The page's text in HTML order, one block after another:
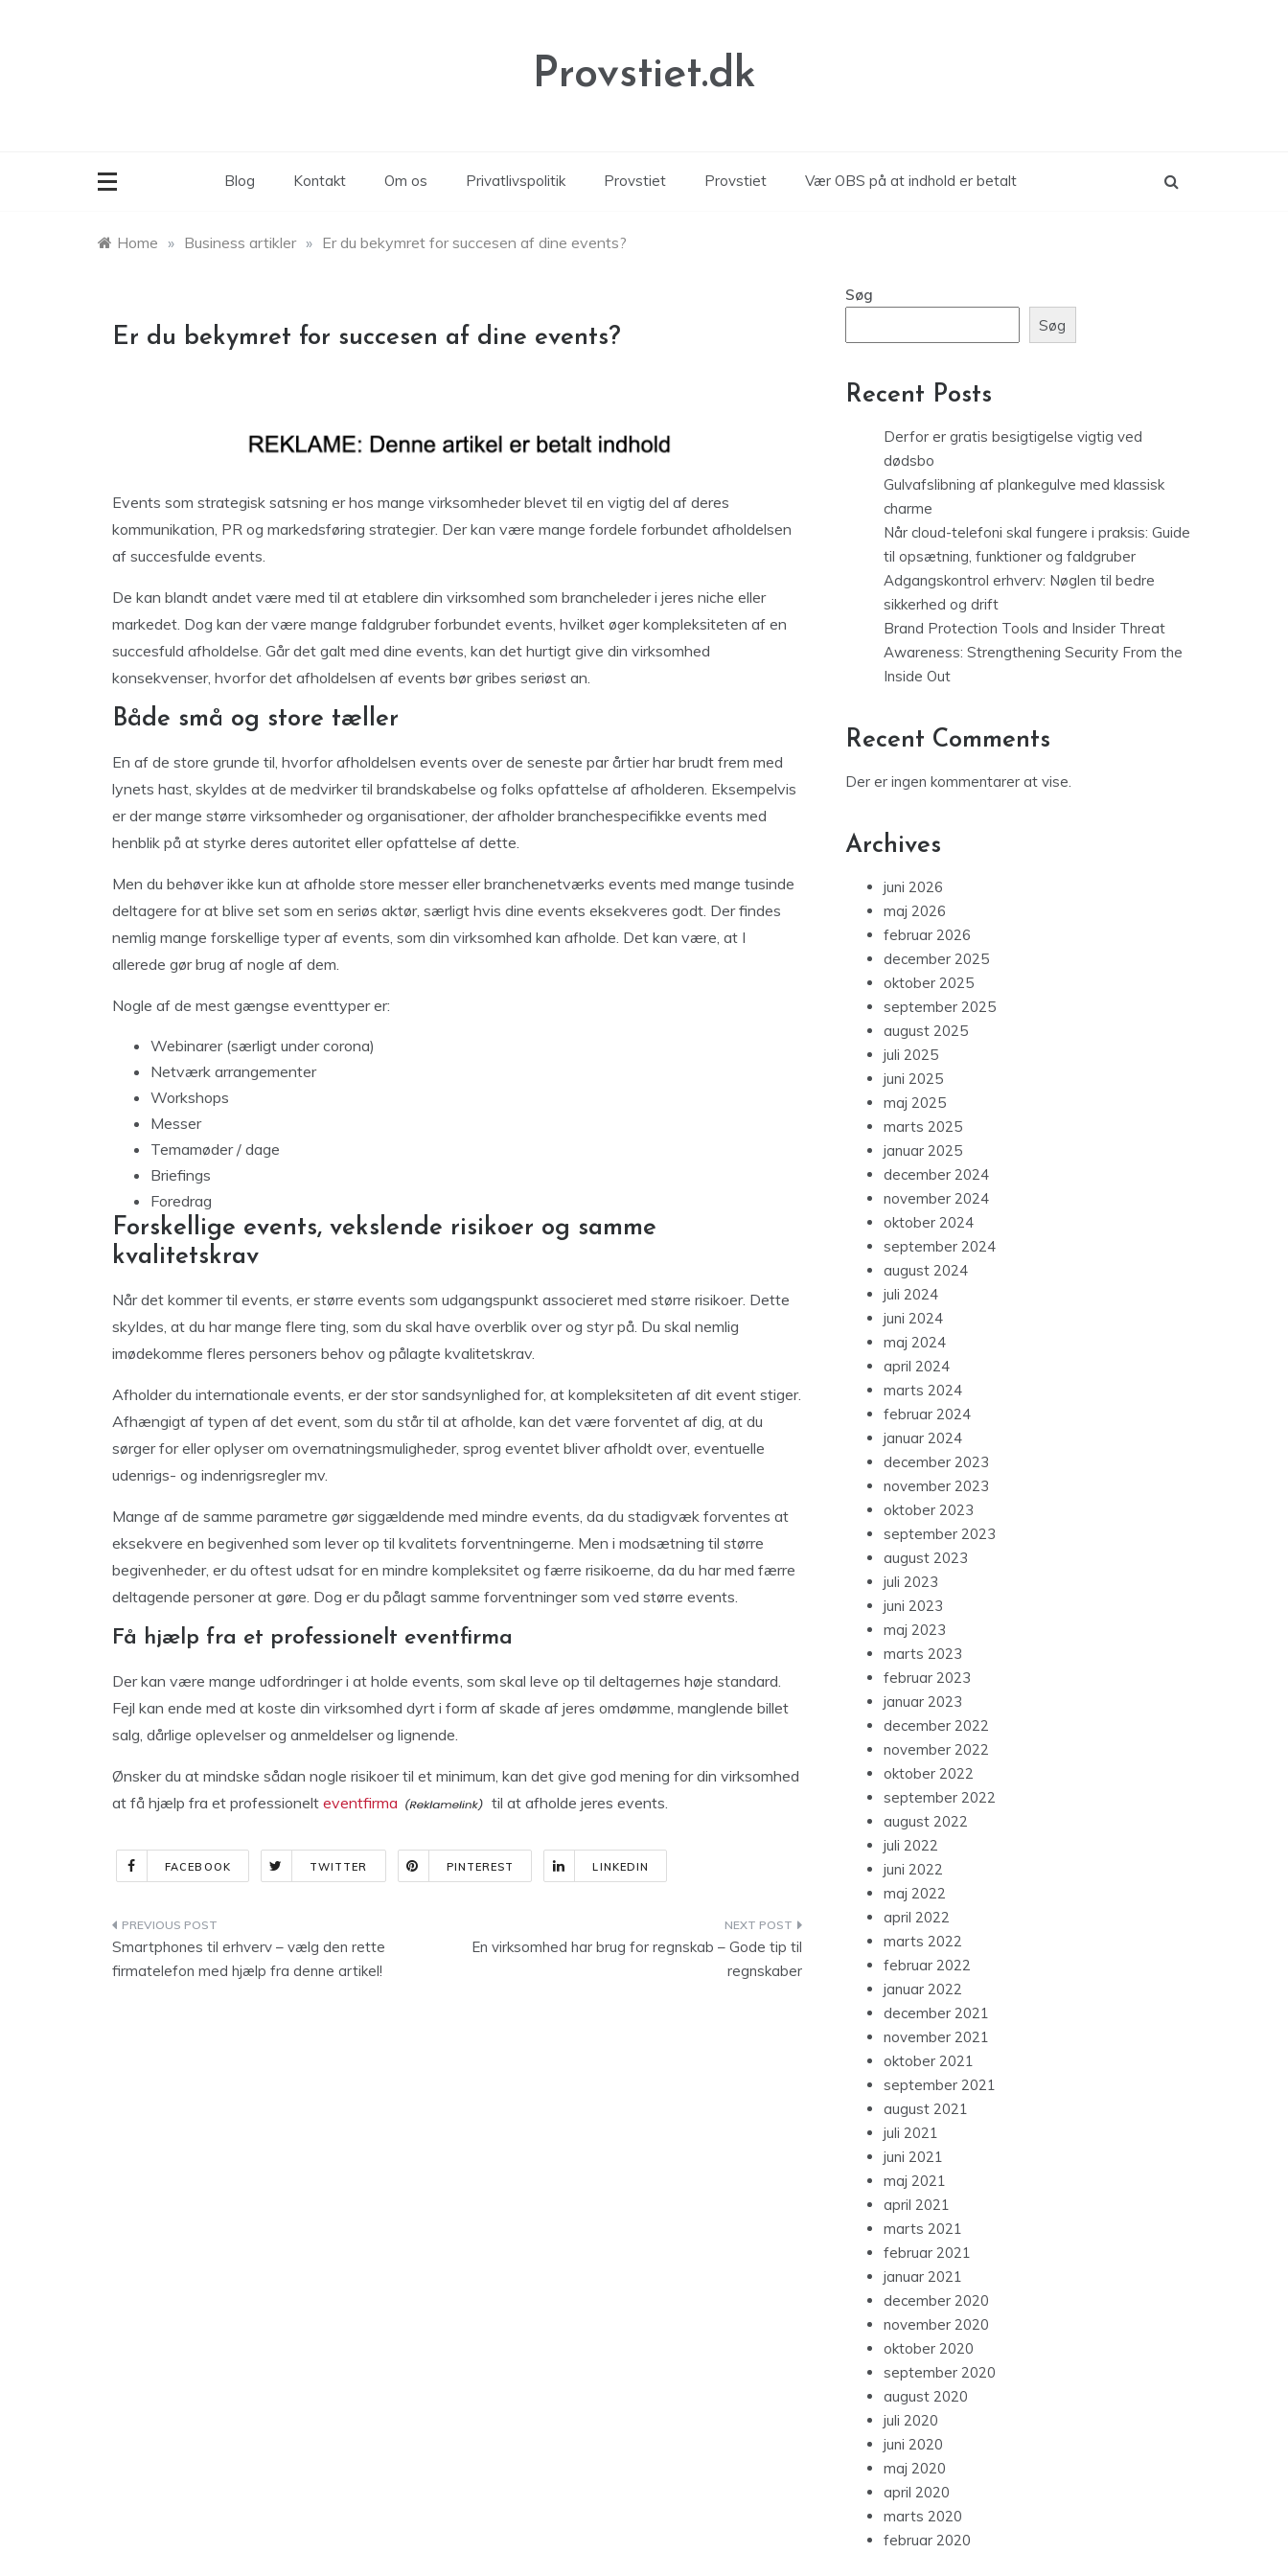
Provstiet.dk
Blog Kontakt Om os Privatlivspolitik Provstiet Provstiet Vær OBS på at indhold er betalt
Home » Business artikler » Er du bekymret for succesen af dine events?
Er du bekymret for succesen af dine events?
Events som strategisk satsning er hos mange virksomheder blevet til en vigtig del af deres
kommunikation, PR og markedsføring strategier. Der kan være mange fordele forbundet afholdelsen
af succesfulde events.
De kan blandt andet være med til at etablere din virksomhed som brancheleder i jeres niche eller
markedet. Dog kan der være mange faldgruber forbundet events, hvilket øger kompleksiteten af en
succesfuld afholdelse. Går det galt med dine events, kan det hurtigt give din virksomhed
konsekvenser, hvorfor det afholdelsen af events bør gribes seriøst an.
Både små og store tæller
En af de store grunde til, hvorfor afholdelsen events over de seneste par årtier har brudt frem med
lynets hast, skyldes at de medvirker til brandskabelse og folks opfattelse af afholderen. Eksempelvis
er der mange større virksomheder og organisationer, der afholder branchespecifikke events med
henblik på at styrke deres autoritet eller opfattelse af dette.
Men du behøver ikke kun at afholde store messer eller branchenetværks events med mange tusinde
deltagere for at blive set som en seriøs aktør, særligt hvis dine events eksekveres godt. Der findes
nemlig mange forskellige typer af events, som din virksomhed kan afholde. Det kan være, at I
allerede gør brug af nogle af dem.
Nogle af de mest gængse eventtyper er:
Webinarer (særligt under corona)
Netværk arrangementer
Workshops
Messer
Temamøder / dage
Briefings
Foredrag
Forskellige events, vekslende risikoer og samme
kvalitetskrav
Når det kommer til events, er større events som udgangspunkt associeret med større risikoer. Dette
skyldes, at du har mange flere ting, som du skal have overblik over og styr på. Du skal nemlig
imødekomme fleres personers behov og pålagte kvalitetskrav.
Afholder du internationale events, er der stor sandsynlighed for, at kompleksiteten af dit event stiger.
Afhængigt af typen af det event, som du står til at afholde, kan det være forventet af dig, at du
sørger for eller oplyser om overnatningsmuligheder, sprog eventet bliver afholdt over, eventuelle
udenrigs- og indenrigsregler mv.
Mange af de samme parametre gør siggældende med mindre events, da du stadigvæk forventes at
eksekvere en begivenhed som lever op til kvalitets forventningerne. Men i modsætning til større
begivenheder, er du oftest udsat for en mindre kompleksitet og færre risikoerne, da du har med færre
deltagende personer at gøre. Dog er du pålagt samme forventninger som ved større events.
Få hjælp fra et professionelt eventfirma
Der kan være mange udfordringer i at holde events, som skal leve op til deltagernes høje standard.
Fejl kan ende med at koste din virksomhed dyrt i form af skade af jeres omdømme, manglende billet
salg, dårlige oplevelser og anmeldelser og lignende.
Ønsker du at mindske sådan nogle risikoer til et minimum, kan det give god mening for din virksomhed
at få hjælp fra et professionelt eventfirma til at afholde jeres events.
FACEBOOK TWITTER PINTEREST LINKEDIN
Indlægsnavigation
Smartphones til erhverv – vælg den rette
firmatelefon med hjælp fra denne artikel!
En virksomhed har brug for regnskab – Gode tip til
regnskaber
Søg
Søg
Recent Posts
Derfor er gratis besigtigelse vigtig ved
dødsbo
Gulvafslibning af plankegulve med klassisk
charme
Når cloud-telefoni skal fungere i praksis: Guide
til opsætning, funktioner og faldgruber
Adgangskontrol erhverv: Nøglen til bedre
sikkerhed og drift
Brand Protection Tools and Insider Threat
Awareness: Strengthening Security From the
Inside Out
Recent Comments
Der er ingen kommentarer at vise.
Archives
juni 2026
maj 2026
februar 2026
december 2025
oktober 2025
september 2025
august 2025
juli 2025
juni 2025
maj 2025
marts 2025
januar 2025
december 2024
november 2024
oktober 2024
september 2024
august 2024
juli 2024
juni 2024
maj 2024
april 2024
marts 2024
februar 2024
januar 2024
december 2023
november 2023
oktober 2023
september 2023
august 2023
juli 2023
juni 2023
maj 2023
marts 2023
februar 2023
januar 2023
december 2022
november 2022
oktober 2022
september 2022
august 2022
juli 2022
juni 2022
maj 2022
april 2022
marts 2022
februar 2022
januar 2022
december 2021
november 2021
oktober 2021
september 2021
august 2021
juli 2021
juni 2021
maj 2021
april 2021
marts 2021
februar 2021
januar 2021
december 2020
november 2020
oktober 2020
september 2020
august 2020
juli 2020
juni 2020
maj 2020
april 2020
marts 2020
februar 2020